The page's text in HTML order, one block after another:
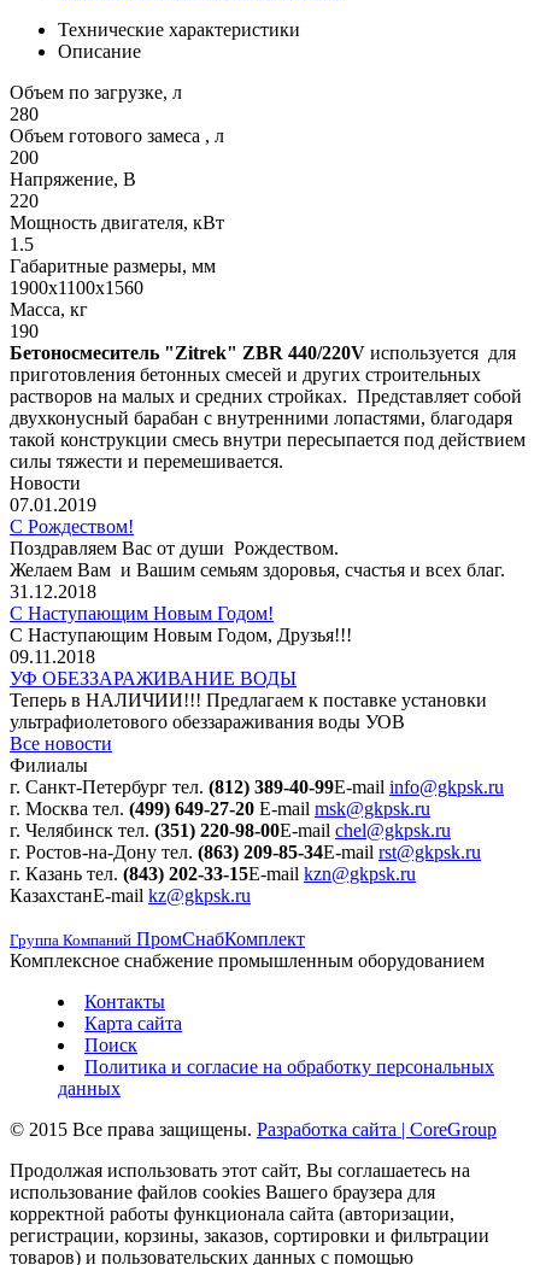
Технические характеристики
Описание
Объем по загрузке, л
280
Объем готового замеса , л
200
Напряжение, В
220
Мощность двигателя, кВт
1.5
Габаритные размеры, мм
1900х1100х1560
Масса, кг
190
Бетоносмеситель "Zitrek" ZBR 440/220V используется для
приготовления бетонных смесей и других строительных
растворов на малых и средних стройках. Представляет собой
двухконусный барабан с внутренними лопастями, благодаря
такой конструкции смесь внутри пересыпается под действием
силы тяжести и перемешивается.
Новости
07.01.2019
С Рождеством!
Поздравляем Вас от души Рождеством.
Желаем Вам и Вашим семьям здоровья, счастья и всех благ.
31.12.2018
С Наступающим Новым Годом!
С Наступающим Новым Годом, Друзья!!!
09.11.2018
УФ ОБЕЗЗАРАЖИВАНИЕ ВОДЫ
Теперь в НАЛИЧИИ!!! Предлагаем к поставке установки
ультрафиолетового обеззараживания воды УОВ
Все новости
Филиалы
г. Санкт-Петербург тел. (812) 389-40-99E-mail info@gkpsk.ru
г. Москва тел. (499) 649-27-20 E-mail msk@gkpsk.ru
г. Челябинск тел. (351) 220-98-00E-mail chel@gkpsk.ru
г. Ростов-на-Дону тел. (863) 209-85-34E-mail rst@gkpsk.ru
г. Казань тел. (843) 202-33-15E-mail kzn@gkpsk.ru
КазахстанE-mail kz@gkpsk.ru
Группа Компаний ПромСнабКомплект
Комплексное снабжение промышленным оборудованием
Контакты
Карта сайта
Поиск
Политика и согласие на обработку персональных
данных
© 2015 Все права защищены. Разработка сайта | CoreGroup
Продолжая использовать этот сайт, Вы соглашаетесь на
использование файлов cookies Вашего браузера для
корректной работы функционала сайта (авторизации,
регистрации, корзины, заказов, сортировки и фильтрации
товаров) и пользовательских данных с помощью